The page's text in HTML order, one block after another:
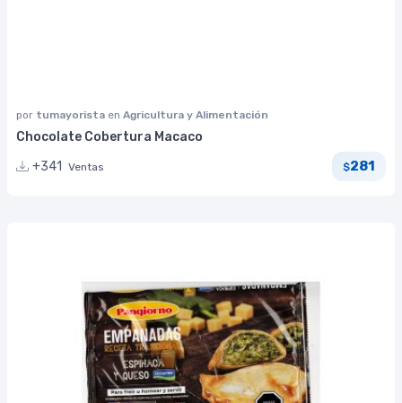
por tumayorista en Agricultura y Alimentación
Chocolate Cobertura Macaco
+341
Ventas $281